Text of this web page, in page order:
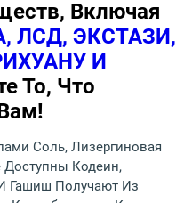
Включая
ЛСД, ЭКСТАЗИ,
И
То, Что
Соль, Лизергиновая
Доступны Кодеин,
Гашиш Получают Из